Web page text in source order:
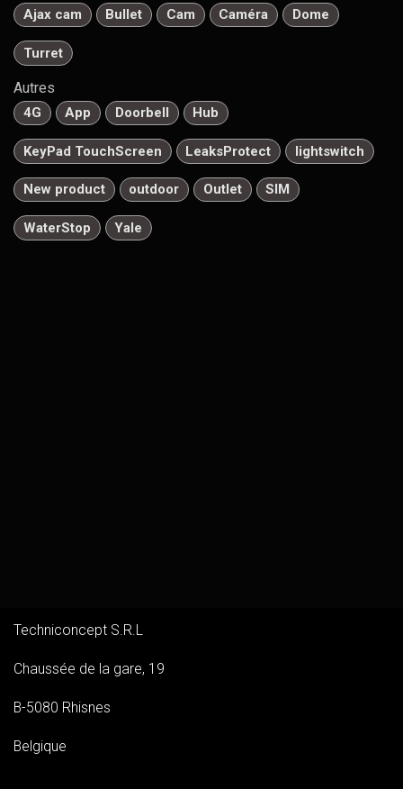
Ajax cam Bullet Cam Caméra Dome
Turret
Autres
4G App Doorbell Hub
KeyPad TouchScreen LeaksProtect lightswitch
New product outdoor Outlet SIM
WaterStop Yale
Techniconcept S.R.L
Chaussée de la gare, 19
B-5080 Rhisnes
Belgique